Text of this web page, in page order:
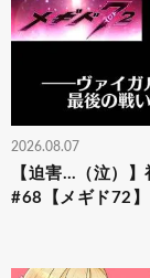
2026.08.07
【迫害…（泣）】
#68【メギド72】